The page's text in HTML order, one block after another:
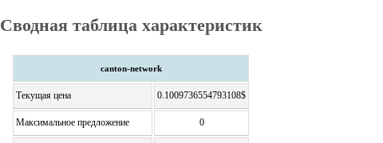
Сводная таблица характеристик
canton-network
Текущая цена 0.1009736554793108$
Максимальное предложение 0